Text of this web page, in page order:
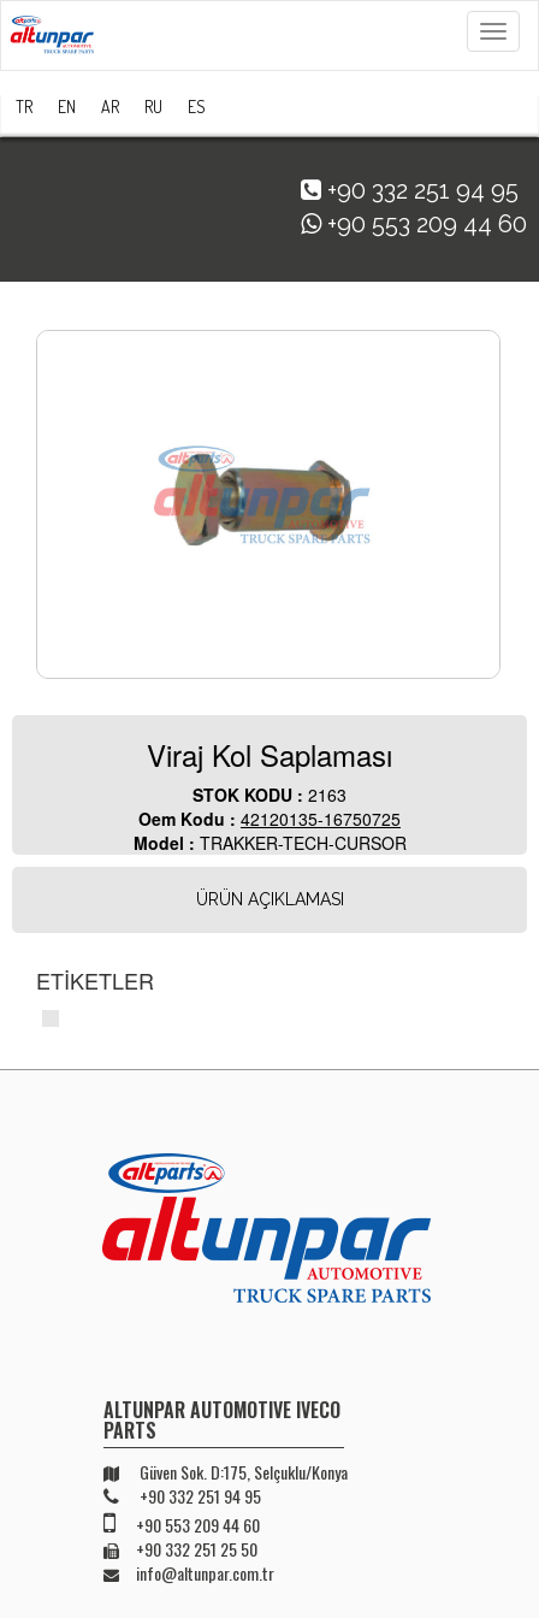
Menü
TR EN AR RU ES
+90 332 251 94 95
+90 553 209 44 60
Viraj Kol Saplaması
STOK KODU : 2163
Oem Kodu : 42120135-16750725
Model : TRAKKER-TECH-CURSOR
ÜRÜN AÇIKLAMASI
ETİKETLER
ALTUNPAR AUTOMOTIVE IVECO
PARTS
Güven Sok. D:175, Selçuklu/Konya
+90 332 251 94 95
+90 553 209 44 60
+90 332 251 25 50
info@altunpar.com.tr